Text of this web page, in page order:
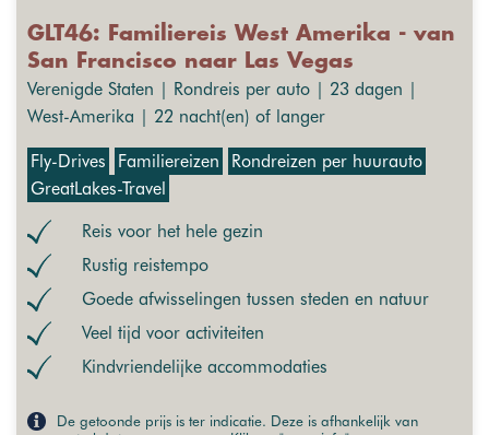
GLT46: Familiereis West Amerika - van
San Francisco naar Las Vegas
Verenigde Staten | Rondreis per auto | 23 dagen |
West-Amerika | 22 nacht(en) of langer
Fly-Drives Familiereizen
Rondreizen per huurauto
GreatLakes-Travel
Reis voor het hele gezin
Rustig reistempo
Goede afwisselingen tussen steden en natuur
Veel tijd voor activiteiten
Kindvriendelijke accommodaties
De getoonde prijs is ter indicatie. Deze is afhankelijk van